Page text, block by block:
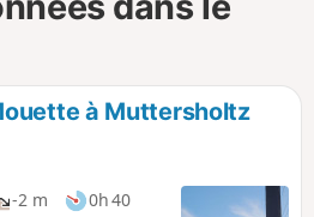
à Muttersholtz
-2 m 0h 40